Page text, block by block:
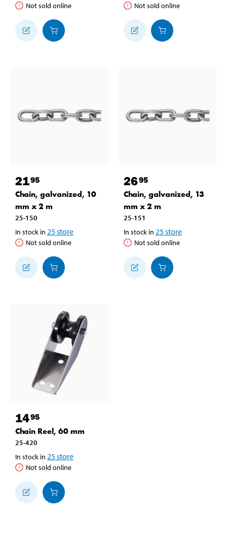
Not sold online Not sold online
2195
Chain, galvanized, 10
mm x 2 m
25-150
In stock in 25store
Not sold online
2695
Chain, galvanized, 13
mm x 2 m
25-151
In stock in 25store
Not sold online
1495
Chain Reel, 60 mm
25-420
In stock in 25store
Not sold online